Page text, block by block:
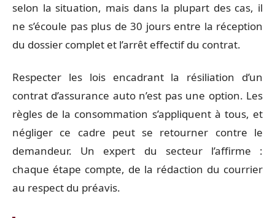
selon la situation, mais dans la plupart des cas, il
ne s’écoule pas plus de 30 jours entre la réception
du dossier complet et l’arrêt effectif du contrat.
Respecter les lois encadrant la résiliation d’un
contrat d’assurance auto n’est pas une option. Les
règles de la consommation s’appliquent à tous, et
négliger ce cadre peut se retourner contre le
demandeur. Un expert du secteur l’affirme :
chaque étape compte, de la rédaction du courrier
au respect du préavis.